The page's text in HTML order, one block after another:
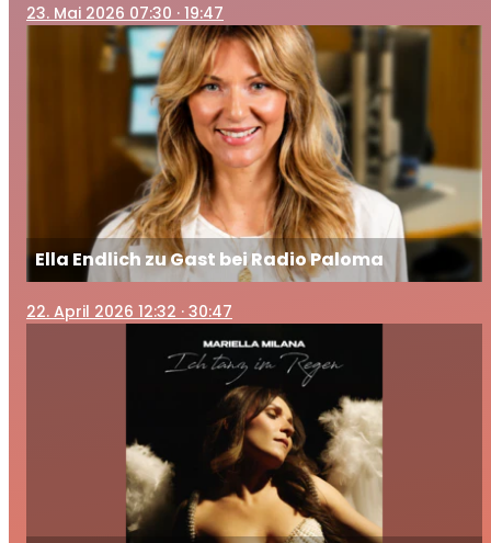
23. Mai 2026 07:30 · 19:47
Ella Endlich zu Gast bei Radio Paloma
22. April 2026 12:32 · 30:47